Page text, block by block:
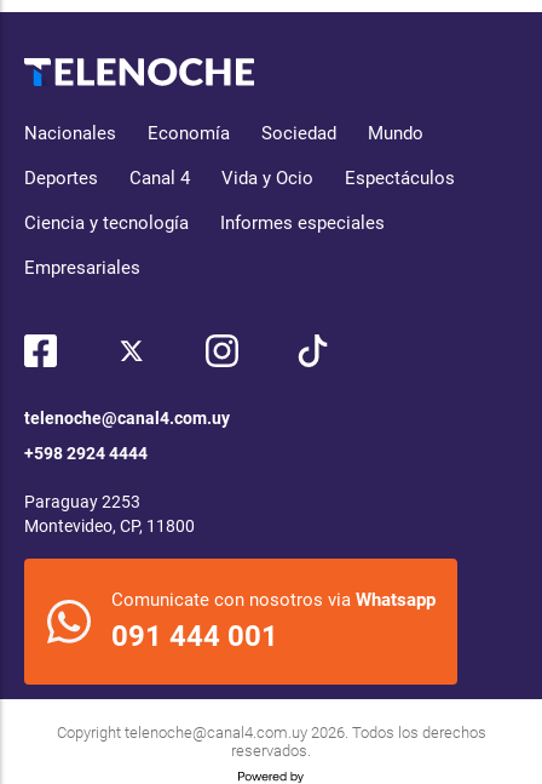
Nacionales Economía Sociedad Mundo
Deportes Canal 4 Vida y Ocio Espectáculos
Ciencia y tecnología Informes especiales
Empresariales
telenoche@canal4.com.uy
+598 2924 4444
Paraguay 2253
Montevideo, CP, 11800
Comunicate con nosotros via Whatsapp
091 444 001
Copyright telenoche@canal4.com.uy2026. Todos los derechos
reservados.